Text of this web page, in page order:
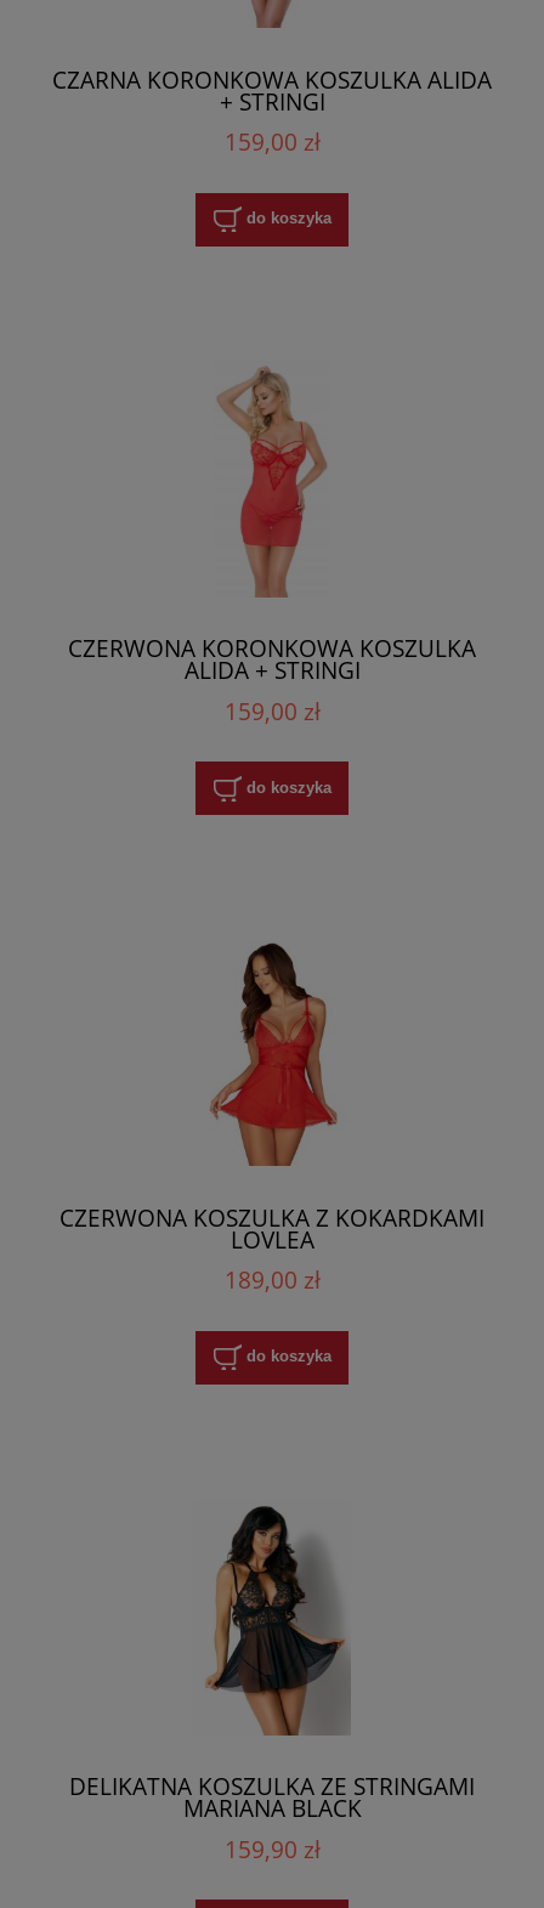
CZARNA KORONKOWA KOSZULKA ALIDA
+ STRINGI
159,00 zł
do koszyka
CZERWONA KORONKOWA KOSZULKA
ALIDA + STRINGI
159,00 zł
do koszyka
CZERWONA KOSZULKA Z KOKARDKAMI
LOVLEA
189,00 zł
do koszyka
DELIKATNA KOSZULKA ZE STRINGAMI
MARIANA BLACK
159,90 zł